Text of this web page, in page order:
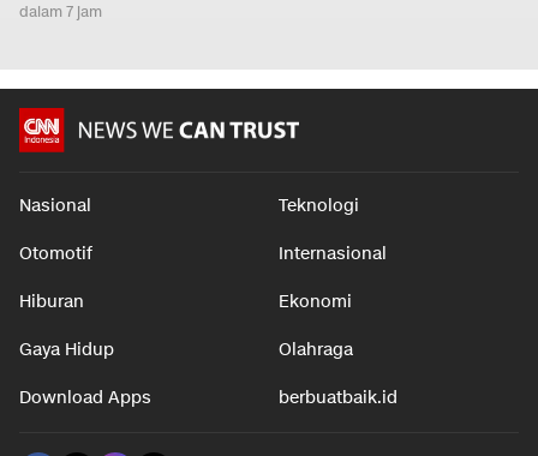
dalam 7 jam
Nasional Teknologi
Otomotif Internasional
Hiburan Ekonomi
Gaya Hidup Olahraga
Download Apps berbuatbaik.id